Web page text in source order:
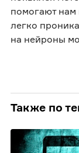
помогают нам
легко
на нейроны
Также по